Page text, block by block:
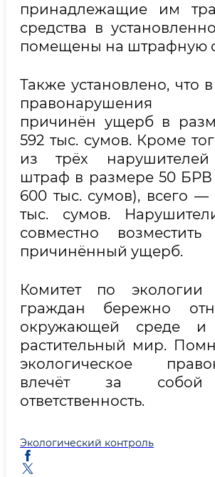
принадлежащие им
средства в
помещены на штрафную
Также установлено, что в
правонарушения
причинён ущерб в
592 тыс. сумов. Кроме
из трёх нарушителей
штраф в размере 50
600 тыс. сумов), всего
тыс. сумов.
совместно
причинённый ущерб.
Комитет по экологии
граждан бережно
окружающей среде и
растительный мир.
экологическое
влечёт за собой
ответственность.
Экологический контроль